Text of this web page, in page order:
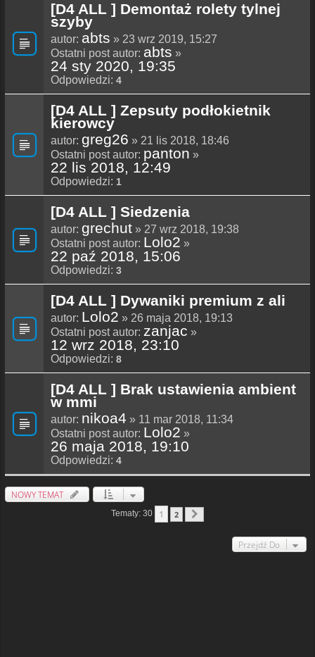
[D4 ALL ] Demontaż rolety tylnej
szyby
autor: abts » 23 wrz 2019, 15:27
Ostatni post autor: abts »
24 sty 2020, 19:35
Odpowiedzi: 4
[D4 ALL ] Zepsuty podłokietnik
kierowcy
autor: greg26 » 21 lis 2018, 18:46
Ostatni post autor: panton »
22 lis 2018, 12:49
Odpowiedzi: 1
[D4 ALL ] Siedzenia
autor: grechut » 27 wrz 2018, 19:38
Ostatni post autor: Lolo2 »
22 paź 2018, 15:06
Odpowiedzi: 3
[D4 ALL ] Dywaniki premium z ali
autor: Lolo2 » 26 maja 2018, 19:13
Ostatni post autor: zanjac »
12 wrz 2018, 23:10
Odpowiedzi: 8
[D4 ALL ] Brak ustawienia ambient
w mmi
autor: nikoa4 » 11 mar 2018, 11:34
Ostatni post autor: Lolo2 »
26 maja 2018, 19:10
Odpowiedzi: 4
NOWY TEMAT
Tematy: 30 1 2
Przejdź Do